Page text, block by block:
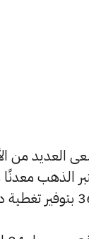
الذهب
على كافة أسعار الأعيرة.